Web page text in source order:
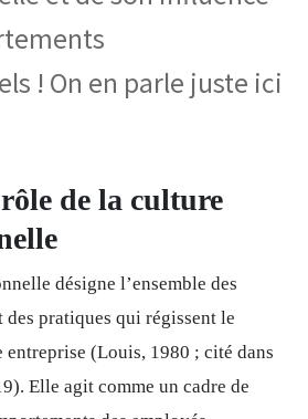
! On en parle juste ici
de la culture
désigne l’ensemble des
des pratiques qui régissent le
entreprise (Louis, 1980 ; cité dans
. Elle agit comme un cadre de